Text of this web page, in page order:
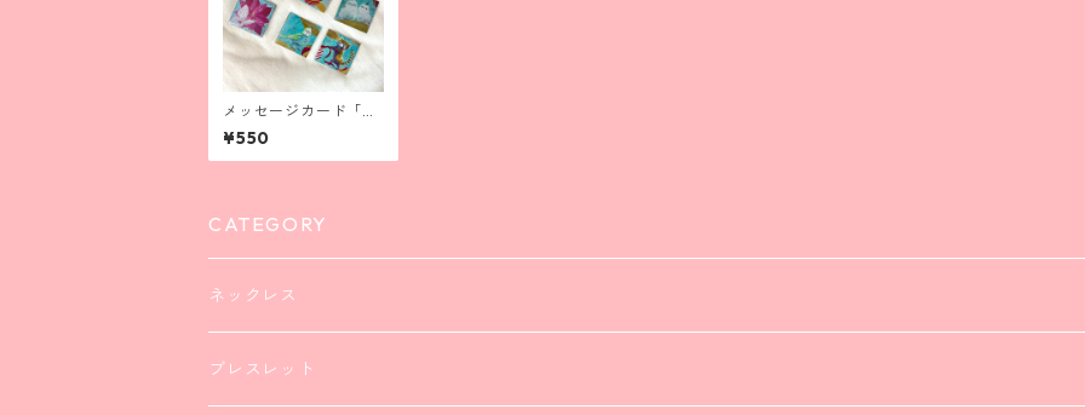
メッセージカード「ク
リスマスパーティー」
¥550
CATEGORY
ネックレス
ブレスレット